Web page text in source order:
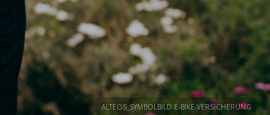
ALTEOS_SYMBOLBILD E-BIKE-VERSICHERUNG